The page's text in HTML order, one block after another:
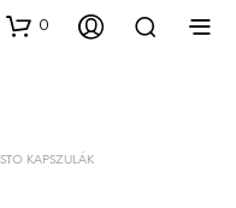
0
KAPSZULÁK